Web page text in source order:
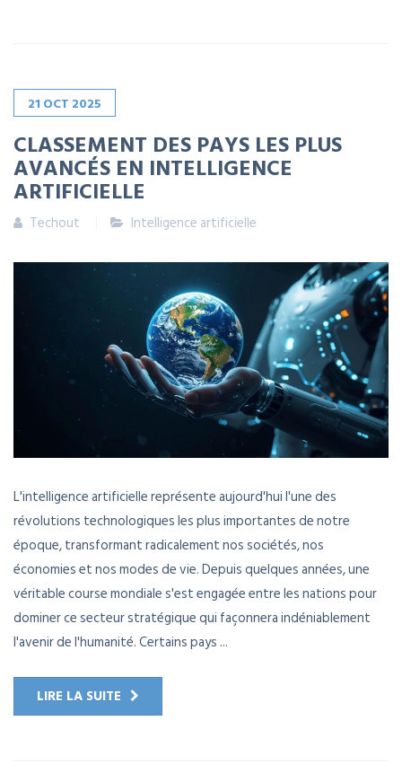
21 OCT 2025
CLASSEMENT DES PAYS LES PLUS
AVANCÉS EN INTELLIGENCE
ARTIFICIELLE
Techout Intelligence artificielle
L'intelligence artificielle représente aujourd'hui l'une des
révolutions technologiques les plus importantes de notre
époque, transformant radicalement nos sociétés, nos
économies et nos modes de vie. Depuis quelques années, une
véritable course mondiale s'est engagée entre les nations pour
dominer ce secteur stratégique qui façonnera indéniablement
l'avenir de l'humanité. Certains pays ...
LIRE LA SUITE